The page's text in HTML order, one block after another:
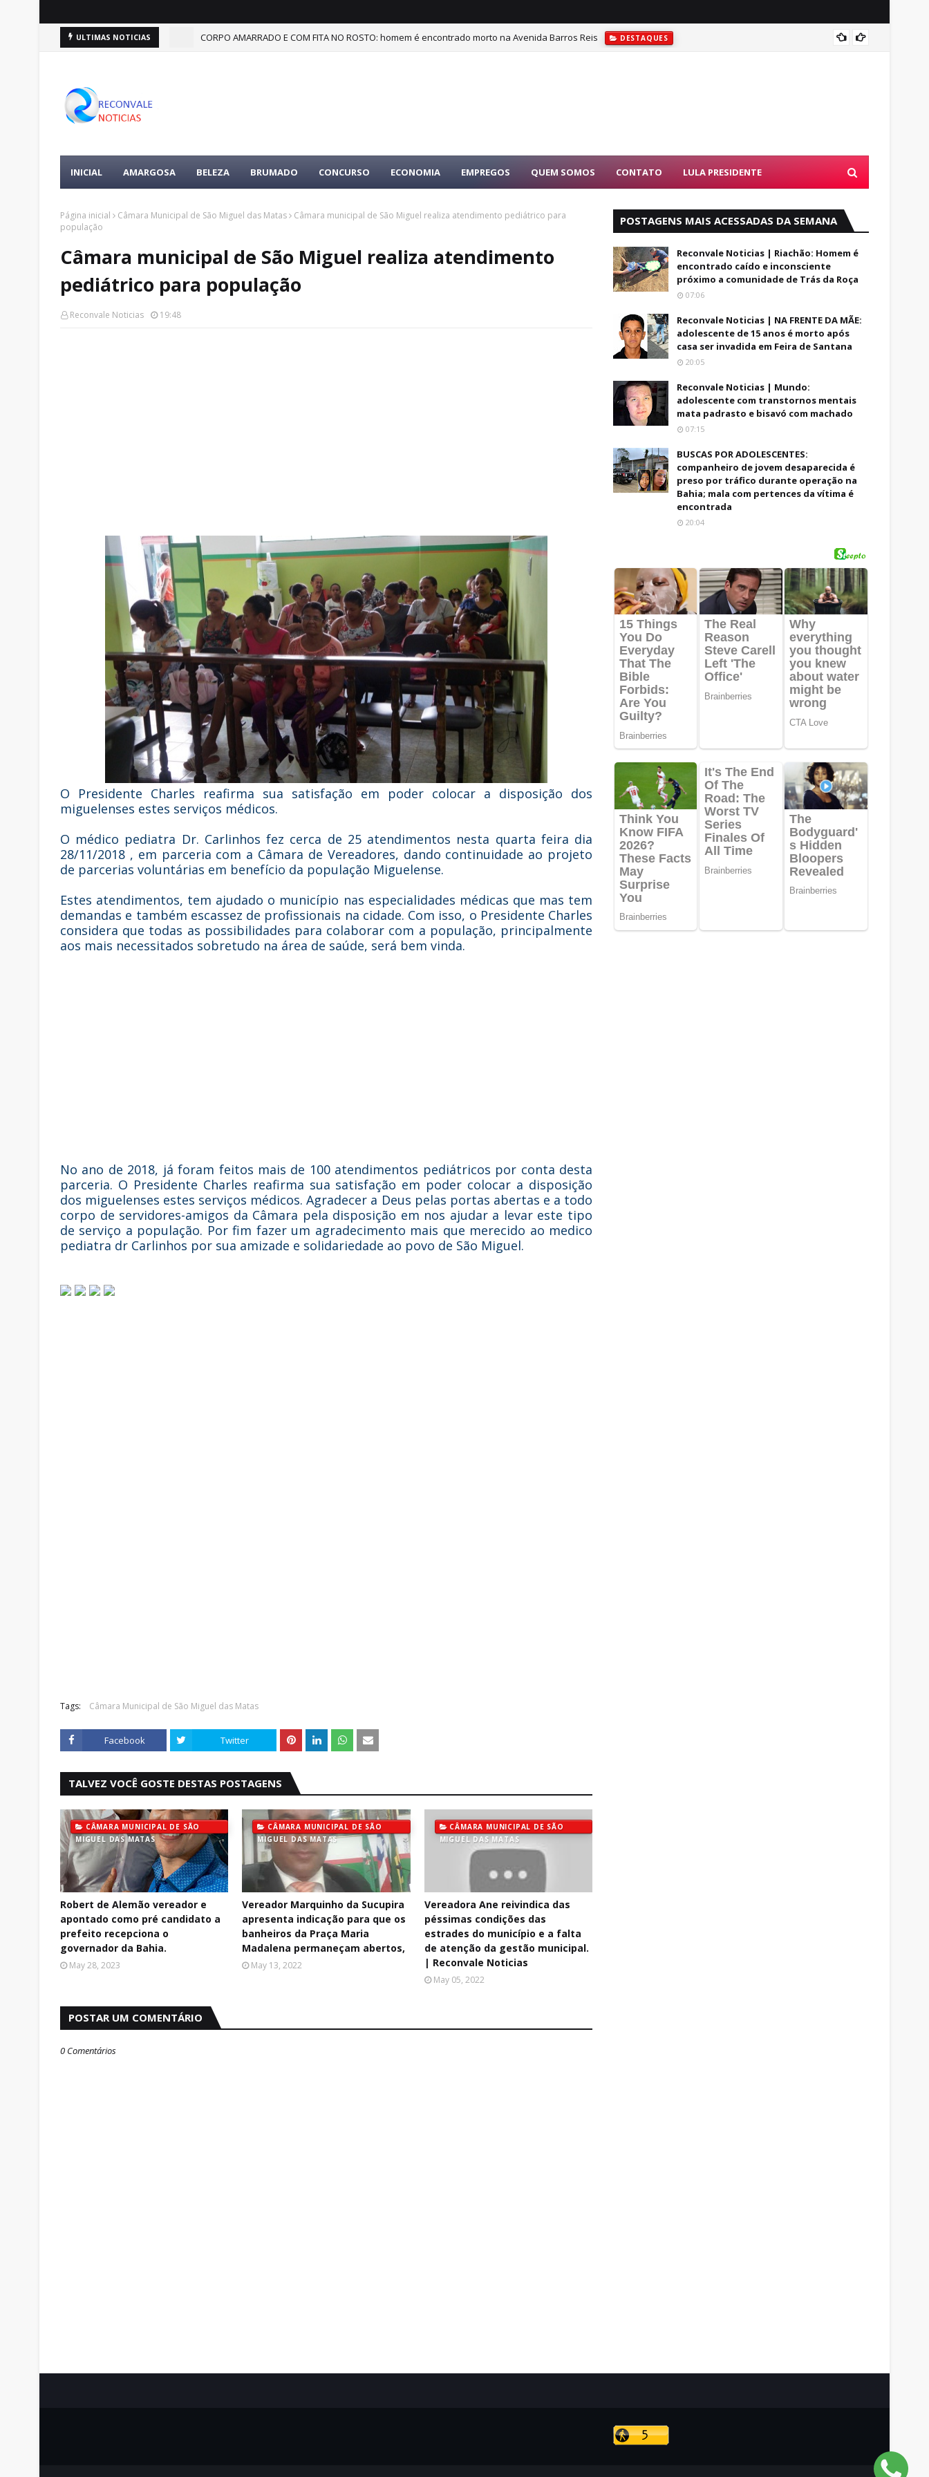
ULTIMAS NOTICIAS CORPO AMARRADO E COM FITA NO ROSTO: homem é encontrado morto na Avenida Barros Reis DESTAQUES
INICIAL AMARGOSA BELEZA BRUMADO CONCURSO ECONOMIA EMPREGOS QUEM SOMOS CONTATO LULA PRESIDENTE
Página inicial Câmara Municipal de São Miguel das Matas
Câmara municipal de São Miguel realiza atendimento pediátrico para
população
Câmara municipal de São Miguel realiza atendimento
pediátrico para população
Reconvale Noticias 19:48
O Presidente Charles reafirma sua satisfação em poder colocar a disposição dos
miguelenses estes serviços médicos.
O médico pediatra Dr. Carlinhos fez cerca de 25 atendimentos nesta quarta feira dia
28/11/2018 , em parceria com a Câmara de Vereadores, dando continuidade ao projeto
de parcerias voluntárias em benefício da população Miguelense.
Estes atendimentos, tem ajudado o município nas especialidades médicas que mas tem
demandas e também escassez de profissionais na cidade. Com isso, o Presidente Charles
considera que todas as possibilidades para colaborar com a população, principalmente
aos mais necessitados sobretudo na área de saúde, será bem vinda.
No ano de 2018, já foram feitos mais de 100 atendimentos pediátricos por conta desta
parceria. O Presidente Charles reafirma sua satisfação em poder colocar a disposição
dos miguelenses estes serviços médicos. Agradecer a Deus pelas portas abertas e a todo
corpo de servidores-amigos da Câmara pela disposição em nos ajudar a levar este tipo
de serviço a população. Por fim fazer um agradecimento mais que merecido ao medico
pediatra dr Carlinhos por sua amizade e solidariedade ao povo de São Miguel.
Tags: Câmara Municipal de São Miguel das Matas
Facebook Twitter
TALVEZ VOCÊ GOSTE DESTAS POSTAGENS
CÂMARA MUNICIPAL DE SÃO
MIGUEL DAS MATAS
Robert de Alemão vereador e
apontado como pré candidato a
prefeito recepciona o
governador da Bahia.
May 28, 2023
CÂMARA MUNICIPAL DE SÃO
MIGUEL DAS MATAS
Vereador Marquinho da Sucupira
apresenta indicação para que os
banheiros da Praça Maria
Madalena permaneçam abertos,
May 13, 2022
CÂMARA MUNICIPAL DE SÃO
MIGUEL DAS MATAS
Vereadora Ane reivindica das
péssimas condições das
estrades do município e a falta
de atenção da gestão municipal.
| Reconvale Noticias
May 05, 2022
POSTAR UM COMENTÁRIO
0 Comentários
POSTAGENS MAIS ACESSADAS DA SEMANA
Reconvale Noticias | Riachão: Homem é
encontrado caído e inconsciente
próximo a comunidade de Trás da Roça
07:06
Reconvale Noticias | NA FRENTE DA MÃE:
adolescente de 15 anos é morto após
casa ser invadida em Feira de Santana
20:05
Reconvale Noticias | Mundo:
adolescente com transtornos mentais
mata padrasto e bisavó com machado
07:15
BUSCAS POR ADOLESCENTES:
companheiro de jovem desaparecida é
preso por tráfico durante operação na
Bahia; mala com pertences da vítima é
encontrada
20:04